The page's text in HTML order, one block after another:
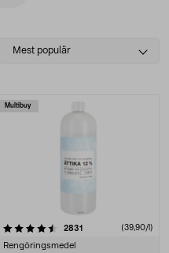
Select
Mest populär
Multibuy
2831 recensioner(39,90/l)
Rengöringsmedel